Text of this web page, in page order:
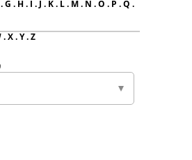
.G . H. I . J . K. L. M. N .O . P .Q .
.X.Y.Z